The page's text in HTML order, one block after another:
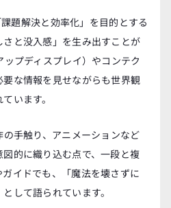
題解決と効率化」を目的とする
と没入感」を生み出すことが
プディスプレイ）やコンテク
な情報を見せながらも世界観
います。
手触り、アニメーションなど
図的に織り込む点で、一段と複
イドでも、「魔法を壊さずに
して語られています。